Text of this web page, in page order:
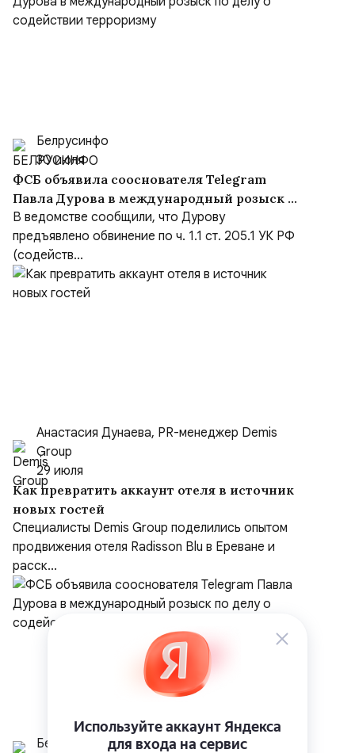
Белрусинфо
30 июля
ФСБ объявила сооснователя Telegram
Павла Дурова в международный розыск по
делу о содействии терроризму
В ведомстве сообщили, что Дурову
предъявлено обвинение по ч. 1.1 ст. 205.1 УК РФ
(содейств...
Анастасия Дунаева, PR-менеджер Demis
Group
29 июля
Как превратить аккаунт отеля в источник
новых гостей
Специалисты Demis Group поделились опытом
продвижения отеля Radisson Blu в Ереване и
расск...
Белрусинфо